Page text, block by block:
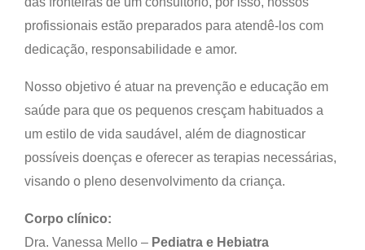
profissionais estão preparados para atendê-los com
dedicação, responsabilidade e amor.
Nosso objetivo é atuar na prevenção e educação em
saúde para que os pequenos cresçam habituados a
um estilo de vida saudável, além de diagnosticar
possíveis doenças e oferecer as terapias necessárias,
visando o pleno desenvolvimento da criança.
Corpo clínico:
Dra. Vanessa Mello – Pediatra e Hebiatra